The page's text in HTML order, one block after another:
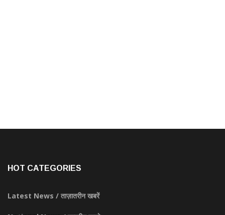
HOT CATEGORIES
Latest News / ताज़ातरीन खबरें